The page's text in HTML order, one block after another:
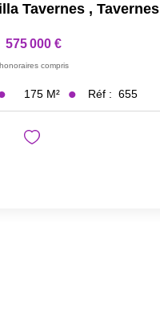
Tavernes , Tavernes
575 000 €
honoraires compris
175 M² Réf : 655